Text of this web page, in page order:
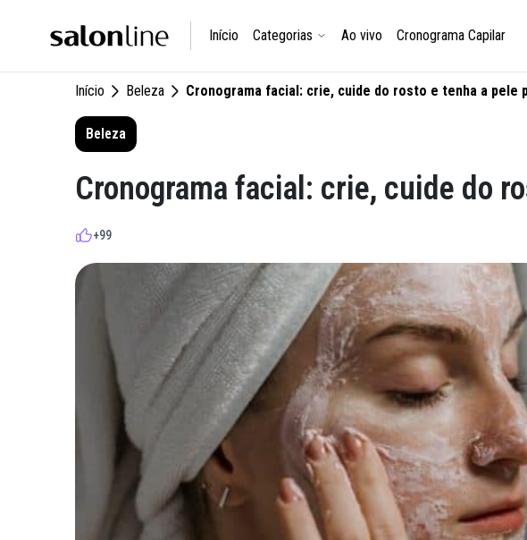
Início Categorias Ao vivo Cronograma Capilar
Início Beleza Cronograma facial: crie, cuide do rosto e tenha a pele
Beleza
Cronograma facial: crie, cuide do
+99